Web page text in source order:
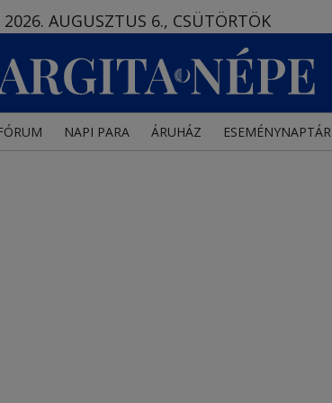
2026. AUGUSZTUS 6., CSÜTÖRTÖK
NAPI PARA ÁRUHÁZ ESEMÉNYNAPTÁR